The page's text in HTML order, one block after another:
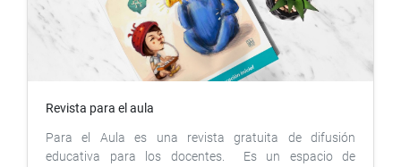
Revista para el aula
Para el Aula es una revista gratuita de difusión
educativa para los docentes. Es un espacio de